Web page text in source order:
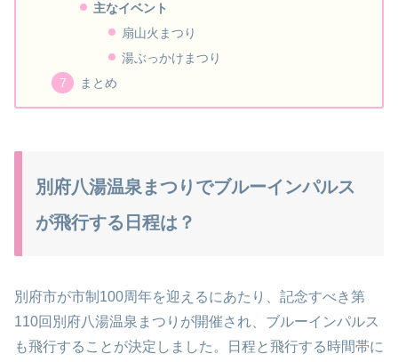
主なイベント
扇山火まつり
湯ぶっかけまつり
まとめ
別府八湯温泉まつりでブルーインパルス
が飛行する日程は？
別府市が市制100周年を迎えるにあたり、記念すべき第
110回別府八湯温泉まつりが開催され、ブルーインパルス
も飛行することが決定しました。日程と飛行する時間帯に